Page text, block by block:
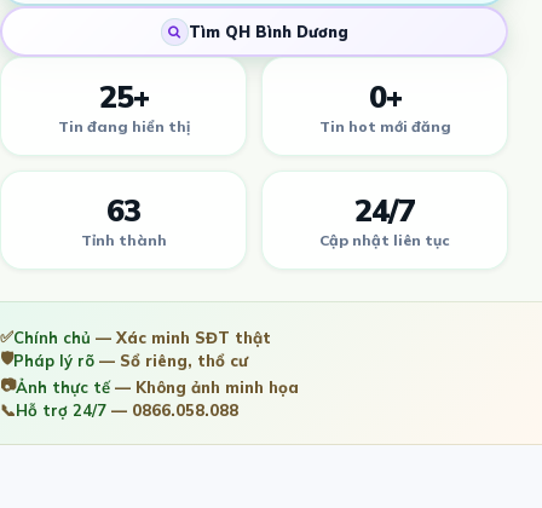
Tìm QH Bình Dương
25+
Tin đang hiển thị
0+
Tin hot mới đăng
63
Tỉnh thành
24/7
Cập nhật liên tục
✅Chính chủ — Xác minh SĐT thật
🛡️Pháp lý rõ — Sổ riêng, thổ cư
📷Ảnh thực tế— Không ảnh minh họa
📞Hỗ trợ 24/7 — 0866.058.088